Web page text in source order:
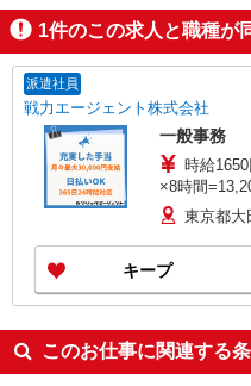
掲
1件のこの求人と職種が
派遣社員
戦力エージェント株式会社
一般事務
時給1650円 ※
×8時間
東京都大
キープ
このお仕事に関連する